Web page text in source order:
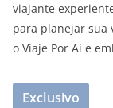
viajante
para planejar sua
o Viaje Por Aí e
Exclusivo